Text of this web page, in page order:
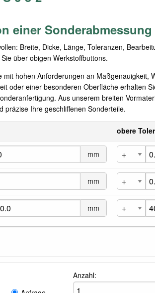
einer Sonderabmessung
Breite, Dicke, Länge, Toleranzen,
über obigen Werkstoffbuttons.
mit hohen Anforderungen an Maßgenauigkeit,
oder einer besonderen Oberfläche erhalten
Aus unserem breiten
präzise Ihre geschliffenen Sonderteile.
obere
mm
mm
mm
Anzahl: